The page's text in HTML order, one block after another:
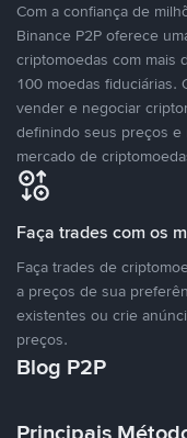
Com a confiança de
Binance P2P oferece
criptomoedas com mais
100 moedas fiduciárias.
vender e negociar
definindo seus preços e
mercado de
Faça trades com os
Faça trades de
a preços de sua
existentes ou crie
preços.
Blog P2P